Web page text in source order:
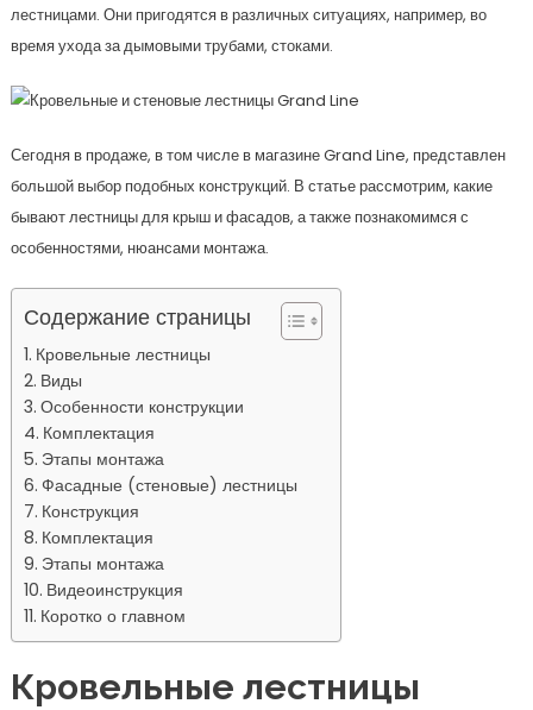
лестницами. Они пригодятся в различных ситуациях, например, во
время ухода за дымовыми трубами, стоками.
Сегодня в продаже, в том числе в магазине Grand Line, представлен
большой выбор подобных конструкций. В статье рассмотрим, какие
бывают лестницы для крыш и фасадов, а также познакомимся с
особенностями, нюансами монтажа.
Содержание страницы
Кровельные лестницы
Виды
Особенности конструкции
Комплектация
Этапы монтажа
Фасадные (стеновые) лестницы
Конструкция
Комплектация
Этапы монтажа
Видеоинструкция
Коротко о главном
Кровельные лестницы